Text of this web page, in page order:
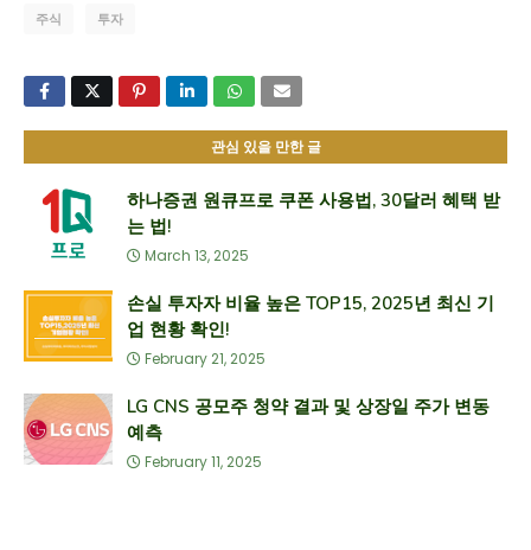
주식 투자
관심 있을 만한 글
하나증권 원큐프로 쿠폰 사용법, 30달러 혜택 받
는 법!
March 13, 2025
손실 투자자 비율 높은 TOP15, 2025년 최신 기
업 현황 확인!
February 21, 2025
LG CNS 공모주 청약 결과 및 상장일 주가 변동
예측
February 11, 2025